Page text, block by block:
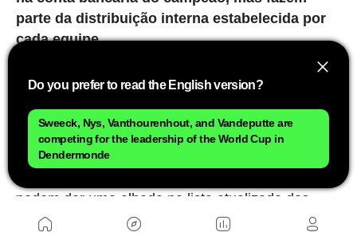
parte da distribuição interna estabelecida por
cada equipe.
Como vocês podem constatar, o Tour distribui uma
grande quantia em prêmios financeiros, mas o que
realmente pode ser decisivo para a situação
financeira de um ciclista é a capacidade de
negociar um novo contrato após ter tido um ótimo
podem dar uma olhada na lista atualizada dos
ciclistas mais bem pagos.
Do you prefer to read the English version?
Sweeck, Nys, Vanthourenhout, and Vandeputte are
competing for the leadership of the World Cup in
Dendermonde